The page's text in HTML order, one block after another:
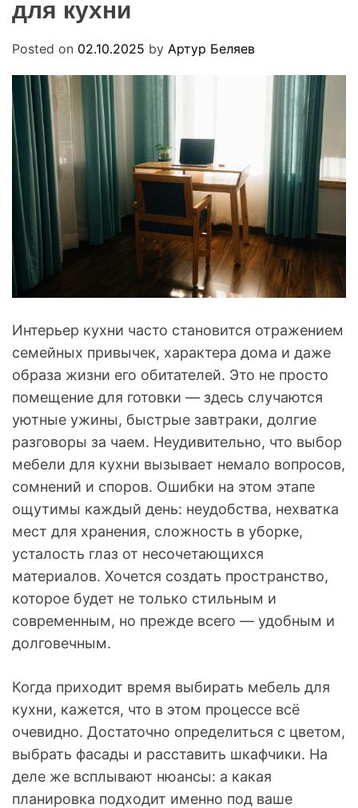
для кухни
Posted on 02.10.2025 by Артур Беляев
Интерьер кухни часто становится отражением
семейных привычек, характера дома и даже
образа жизни его обитателей. Это не просто
помещение для готовки — здесь случаются
уютные ужины, быстрые завтраки, долгие
разговоры за чаем. Неудивительно, что выбор
мебели для кухни вызывает немало вопросов,
сомнений и споров. Ошибки на этом этапе
ощутимы каждый день: неудобства, нехватка
мест для хранения, сложность в уборке,
усталость глаз от несочетающихся
материалов. Хочется создать пространство,
которое будет не только стильным и
современным, но прежде всего — удобным и
долговечным.
Когда приходит время выбирать мебель для
кухни, кажется, что в этом процессе всё
очевидно. Достаточно определиться с цветом,
выбрать фасады и расставить шкафчики. На
деле же всплывают нюансы: а какая
планировка подходит именно под ваше